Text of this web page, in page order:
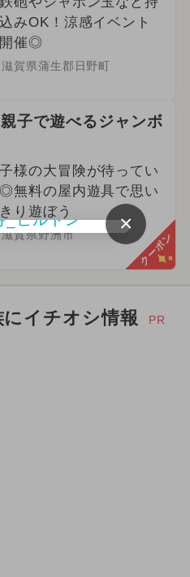
みOK！涼感イベント
催◎
滋賀県蒲生郡日野町
子で遊べるジャンボ
様の大冒険が待ってい
無料の屋内遊具で思い
り遊ぼう
滋賀県野洲市 クーポン
イチオシ情報 PR
×